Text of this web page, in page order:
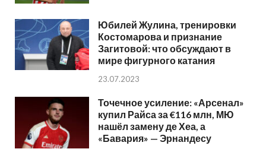
Юбилей Жулина, тренировки
Костомарова и признание
Загитовой: что обсуждают в
мире фигурного катания
23.07.2023
Точечное усиление: «Арсенал»
купил Райса за €116 млн, МЮ
нашёл замену де Хеа, а
«Бавария» — Эрнандесу